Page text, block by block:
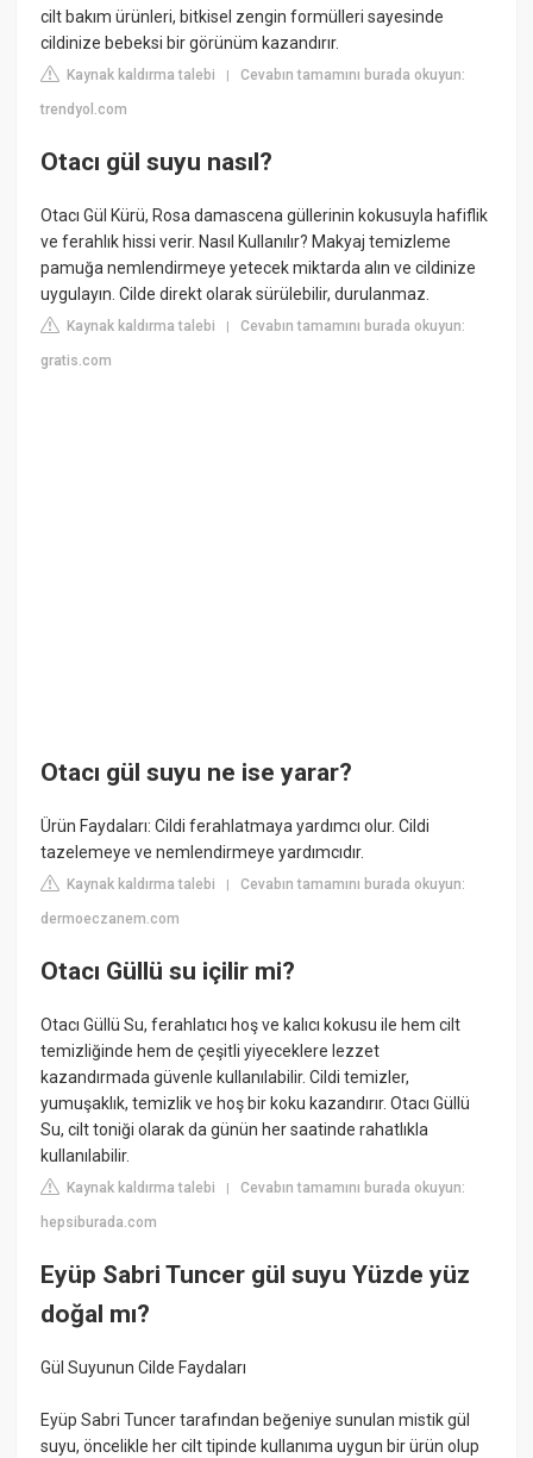
cilt bakım ürünleri, bitkisel zengin formülleri sayesinde
cildinize bebeksi bir görünüm kazandırır.
Kaynak kaldırma talebi |Cevabın tamamını burada okuyun:
trendyol.com
Otacı gül suyu nasıl?
Otacı Gül Kürü, Rosa damascena güllerinin kokusuyla hafiflik
ve ferahlık hissi verir. Nasıl Kullanılır? Makyaj temizleme
pamuğa nemlendirmeye yetecek miktarda alın ve cildinize
uygulayın. Cilde direkt olarak sürülebilir, durulanmaz.
Kaynak kaldırma talebi |Cevabın tamamını burada okuyun:
gratis.com
Otacı gül suyu ne ise yarar?
Ürün Faydaları: Cildi ferahlatmaya yardımcı olur. Cildi
tazelemeye ve nemlendirmeye yardımcıdır.
Kaynak kaldırma talebi |Cevabın tamamını burada okuyun:
dermoeczanem.com
Otacı Güllü su içilir mi?
Otacı Güllü Su, ferahlatıcı hoş ve kalıcı kokusu ile hem cilt
temizliğinde hem de çeşitli yiyeceklere lezzet
kazandırmada güvenle kullanılabilir. Cildi temizler,
yumuşaklık, temizlik ve hoş bir koku kazandırır. Otacı Güllü
Su, cilt toniği olarak da günün her saatinde rahatlıkla
kullanılabilir.
Kaynak kaldırma talebi |Cevabın tamamını burada okuyun:
hepsiburada.com
Eyüp Sabri Tuncer gül suyu Yüzde yüz
doğal mı?
Gül Suyunun Cilde Faydaları
Eyüp Sabri Tuncer tarafından beğeniye sunulan mistik gül
suyu, öncelikle her cilt tipinde kullanıma uygun bir ürün olup